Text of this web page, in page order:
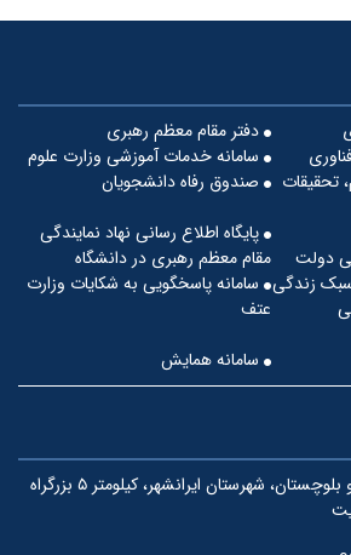
دفتر مقام معظم رهبری
سامانه خدمات آموزشی وزارت علوم
صندوق رفاه دانشجویان
تحقیقات
پایگاه اطلاع رسانی نهاد نمایندگی
مقام معظم رهبری در دانشگاه
دولت
سامانه پاسخگویی به شکایات وزارت
عتف
زندگی
سامانه همایش
استان سیستان و بلوچستان، شهرستان ایرانشهر، کیلومتر ۵ بزرگراه